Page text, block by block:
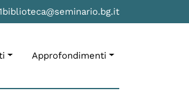
biblioteca@seminario.bg.it
Approfondimenti